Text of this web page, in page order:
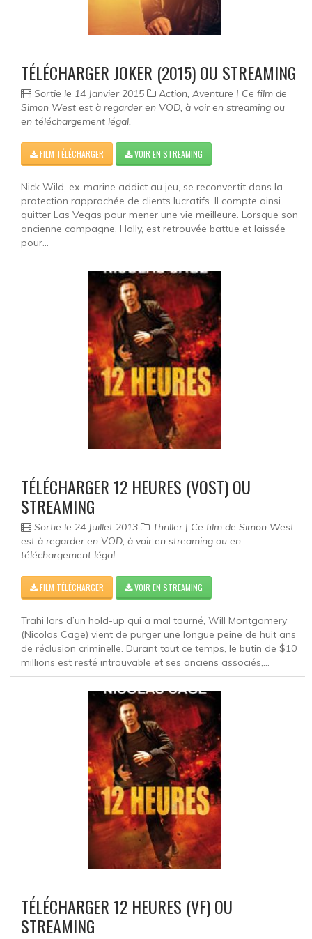
TÉLÉCHARGER JOKER (2015) OU STREAMING
Sortie le 14 Janvier 2015
Action, Aventure | Ce film de
Simon West est à regarder en VOD, à voir en streaming ou
en téléchargement légal.
FILM TÉLÉCHARGER VOIR EN STREAMING
Nick Wild, ex-marine addict au jeu, se reconvertit dans la
protection rapprochée de clients lucratifs. Il compte ainsi
quitter Las Vegas pour mener une vie meilleure. Lorsque son
ancienne compagne, Holly, est retrouvée battue et laissée
pour...
TÉLÉCHARGER 12 HEURES (VOST) OU
STREAMING
Sortie le 24 Juillet 2013
Thriller | Ce film de Simon West
est à regarder en VOD, à voir en streaming ou en
téléchargement légal.
FILM TÉLÉCHARGER VOIR EN STREAMING
Trahi lors d’un hold-up qui a mal tourné, Will Montgomery
(Nicolas Cage) vient de purger une longue peine de huit ans
de réclusion criminelle. Durant tout ce temps, le butin de $10
millions est resté introuvable et ses anciens associés,...
TÉLÉCHARGER 12 HEURES (VF) OU
STREAMING